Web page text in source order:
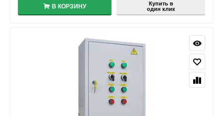
В КОРЗИНУ
Купить в
один клик